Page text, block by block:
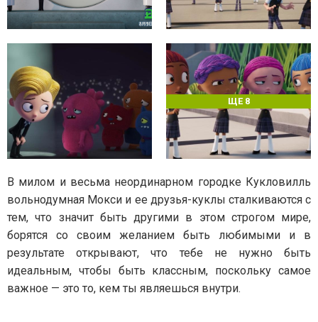
ЩЕ 8
В милом и весьма неординарном городке Кукловилль
вольнодумная Мокси и ее друзья-куклы сталкиваются с
тем, что значит быть другими в этом строгом мире,
борятся со своим желанием быть любимыми и в
результате открывают, что тебе не нужно быть
идеальным, чтобы быть классным, поскольку самое
важное — это то, кем ты являешься внутри.